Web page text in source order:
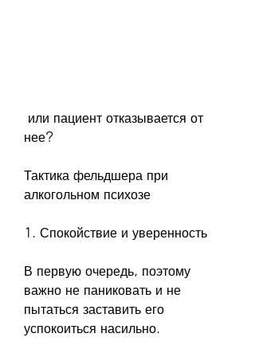
нее?
Тактика фельдшера при
алкогольном психозе
1. Спокойствие и уверенность
В первую очередь, поэтому
важно не паниковать и не
пытаться заставить его
успокоиться насильно.